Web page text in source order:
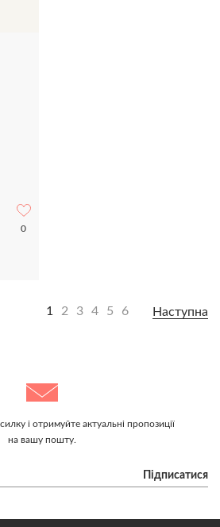
0
1 2 3 4 5 6 Наступна
і отримуйте актуальні пропозиції
на вашу пошту.
Підписатися